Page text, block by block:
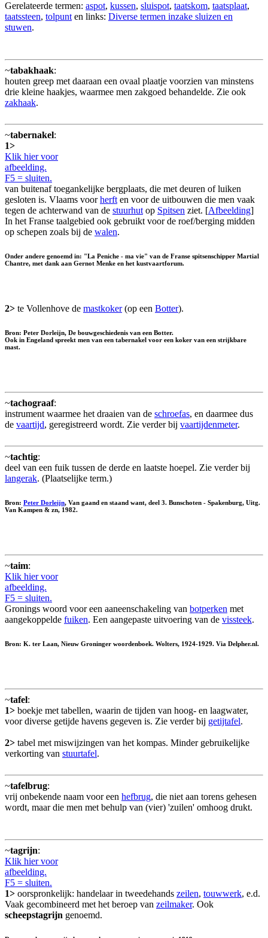
Gerelateerde termen: aspot, kussen, sluispot, taatskom, taatsplaat,
taatssteen, tolpunt en links: Diverse termen inzake sluizen en
stuwen.
~tabakhaak:
houten greep met daaraan een ovaal plaatje voorzien van minstens
drie kleine haakjes, waarmee men zakgoed behandelde. Zie ook
zakhaak.
~tabernakel:
1>
Klik hier voor
afbeelding.
F5 = sluiten.
van buitenaf toegankelijke bergplaats, die met deuren of luiken
gesloten is. Vlaams voorherft en voor de uitbouwen die men vaak
tegen de achterwand van de stuurhut op Spitsen ziet. [Afbeelding]
In het Franse taalgebied ook gebruikt voor de roef/berging midden
op schepen zoals bij de walen.
Onder andere genoemd in: "La Peniche - ma vie" van de Franse spitsenschipper Martial
Chantre, met dank aan Gernot Menke en het kustvaartforum.
2> te Vollenhove de mastkoker(op een Botter).
Bron: Peter Dorleijn, De bouwgeschiedenis van een Botter.
Ook in Engeland spreekt men van een tabernakel voor een koker van een strijkbare
mast.
~tachograaf:
instrument waarmee het draaien van de schroefas, en daarmee dus
de vaartijd, geregistreerd wordt. Zie verder bij vaartijdenmeter.
~tachtig:
deel van een fuik tussen de derde en laatste hoepel. Zie verder bij
langerak. (Plaatselijke term.)
Bron: Peter Dorleijn, Van gaand en staand want, deel 3. Bunschoten - Spakenburg, Uitg.
Van Kampen & zn, 1982.
~taim:
Klik hier voor
afbeelding.
F5 = sluiten.
Gronings woord voor een aaneenschakeling van botperken met
aangekoppelde fuiken. Een aangepaste uitvoering van de vissteek.
Bron: K. ter Laan, Nieuw Groninger woordenboek. Wolters, 1924-1929. Via Delpher.nl.
~tafel:
1> boekje met tabellen, waarin de tijden van hoog- en laagwater,
voor diverse getijde havens gegeven is. Zie verder bij getijtafel.
2> tabel met miswijzingen van het kompas. Minder gebruikelijke
verkorting van stuurtafel.
~tafelbrug:
vrij onbekende naam voor een hefbrug, die niet aan torens gehesen
wordt, maar die men met behulp van (vier) 'zuilen' omhoog drukt.
~tagrijn:
Klik hier voor
afbeelding.
F5 = sluiten.
1> oorspronkelijk: handelaar in tweedehands zeilen, touwwerk, e.d.
Vaak gecombineerd met het beroep van zeilmaker. Ook
scheepstagrijn genoemd.